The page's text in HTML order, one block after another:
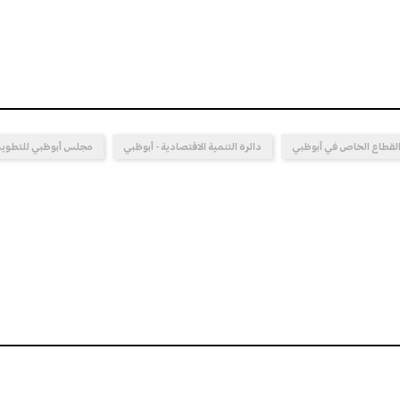
القطاع الخاص في أبوظبي دائرة التنمية الاقتصادية - أبوظبي مجلس أبوظبي